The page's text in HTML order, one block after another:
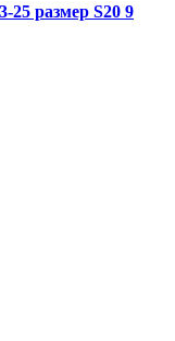
25 размер S20 9